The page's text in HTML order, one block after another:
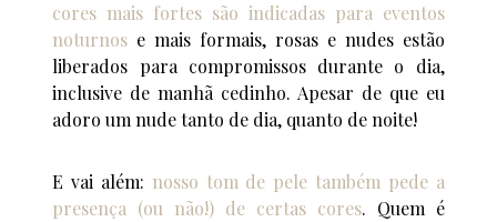
cores mais fortes são indicadas para eventos
noturnos e mais formais, rosas e nudes estão
liberados para compromissos durante o dia,
inclusive de manhã cedinho. Apesar de que eu
adoro um nude tanto de dia, quanto de noite!
E vai além: nosso tom de pele também pede a
presença (ou não!) de certas cores. Quem é